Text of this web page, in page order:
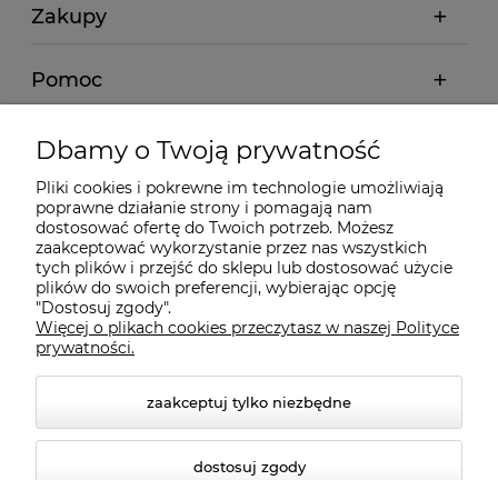
Zakupy
Pomoc
Moje konto
Informacje
O nas
Kontakt
Dbamy o Twoją prywatność
Pliki cookies i pokrewne im technologie umożliwiają
poprawne działanie strony i pomagają nam
dostosować ofertę do Twoich potrzeb. Możesz
zaakceptować wykorzystanie przez nas wszystkich
tych plików i przejść do sklepu lub dostosować użycie
plików do swoich preferencji, wybierając opcję
"Dostosuj zgody".
Więcej o plikach cookies przeczytasz w naszej Polityce
prywatności.
zaakceptuj tylko niezbędne
dostosuj zgody